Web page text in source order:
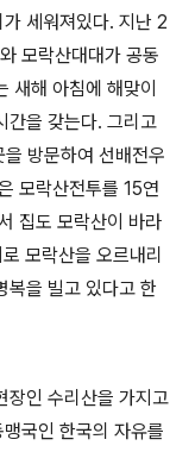
세워져있다. 지난 2
모락산대대가 공동
새해 아침에 해맞이
간을 갖는다. 그리고
방문하여 선배전우
모락산전투를 15연
집도 모락산이 바라
모락산을 오르내리
복을 빌고 있다고 한
장인 수리산을 가지고
국인 한국의 자유를